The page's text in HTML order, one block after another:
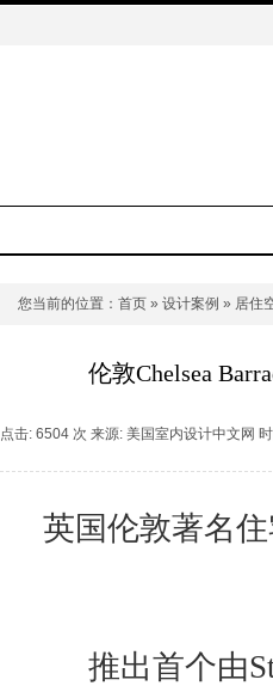
您当前的位置： 首页 » 设计案例 » 居住
伦敦Chelsea
点击: 6504 次 来源: 美国室内设计中文网
英国伦敦著名住
推出首个由